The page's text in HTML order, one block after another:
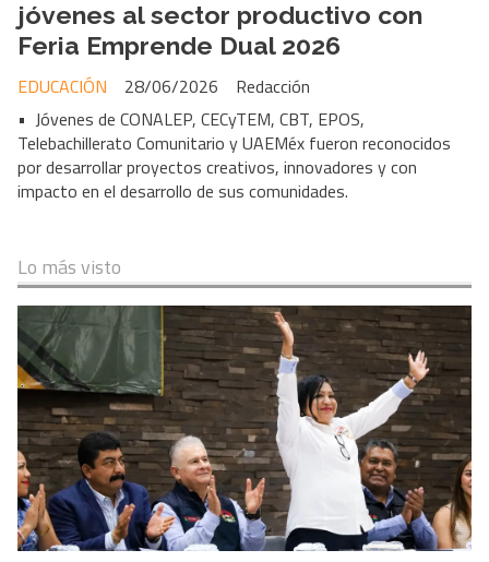
jóvenes al sector productivo con
Feria Emprende Dual 2026
Redacción
EDUCACIÓN
28/06/2026
• Jóvenes de CONALEP, CECyTEM, CBT, EPOS,
Telebachillerato Comunitario y UAEMéx fueron reconocidos
por desarrollar proyectos creativos, innovadores y con
impacto en el desarrollo de sus comunidades.
Lo más visto